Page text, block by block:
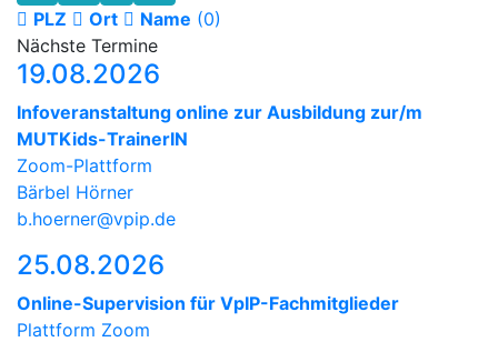
PLZ
Ort Name (0)
Nächste Termine
19.08.2026
Infoveranstaltung online zur Ausbildung zur/m
MUTKids-TrainerIN
Zoom-Plattform
Bärbel Hörner
b.hoerner@vpip.de
25.08.2026
Online-Supervision für VpIP-Fachmitglieder
Plattform Zoom